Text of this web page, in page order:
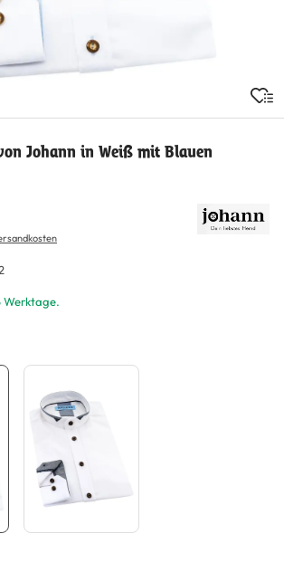
Johann in Weiß mit Blauen
Werktage.